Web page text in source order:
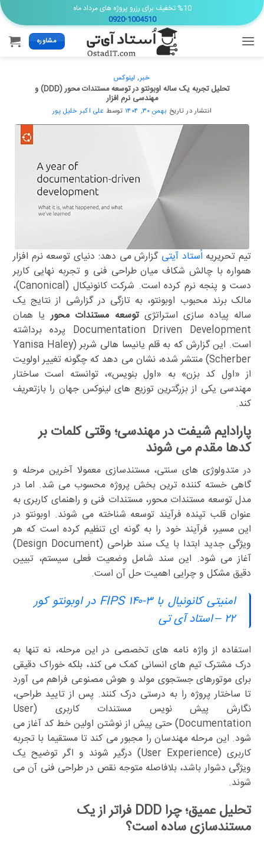
Skip
to
content
%10 تخفیف برای رزرو پروژه های مرداد ماه
0920-1004510
مشاوره
خبر, لینوکس
تحلیل تجربه یک ساله اوبونتو در توسعه مستندات محور (DDD) و
مهندسی نرم افزار
انتشار در تاریخ بهمن ۳۰, ۱۴۰۴ توسط علی اکبر خلیل پور
تیم تحریریه اُستاد آیتی گزارش می دهد: دنیای توسعه نرم افزار
همواره با چالش شکاف میان طراحی فنی و تجربه نهایی کاربر
دست و پنجه نرم کرده است. شرکت کانونیکال (Canonical)،
مالک برند محبوب اوبونتو، به تازگی در گزارشی از نتایج یک
ساله پیاده سازی استراتژیتوسعه مستندات محوریا همان
Documentation Driven Development پرده برداشته
است. این گزارش که به قلم یانیسا هالی شربر (Yanisa Haley
Scherber) منتشر شده، نشان می دهد که چگونه تغییر اولویت
از «اول کد بزن» به «اول بنویس»، توانسته است ساختار
مهندسی یکی از بزرگترین توزیع های لینوکس جهان را بازتعریف
کند.
پارادایم شیفت در مهندسی؛ وقتی کلمات بر
کدها مقدم می شوند
در متدولوژی های سنتی، مستندسازی معمولا آخرین مرحله و
گاهی خسته کننده ترین بخش پروژه محسوب می شد. اما در
مدل توسعه مستندات محور، مستندات فنی و راهنمای کاربری به
عنوان قلب تپنده فرآیند توسعه شناخته می شوند. اوبونتو در
این مسیر، فرآیند خود را به گونه ای تنظیم کرده است که هر
ویژگی جدید ابتدا با یک سند طراحی (Design Document)
آغاز می شود. این سند شامل وضعیت فعلی سیستم، تبیین
دقیق مشکل و چرایی اهمیت حل آن است.
امنیتی کانونیال با FIPS ۱۴۰-۳ در اوبونتو کور
۲۲ – استاد آی تی
استفاده از واژه نامه های تخصصی در این مرحله، نه تنها به
درک مشترک تیم های انسانی کمک می کند، بلکه خوراک دقیقی
برای موتورهای جستجوی مولد و هوش مصنوعی فراهم می آورد
تا ساختار پروژه را به درستی درک کنند. پس از تایید طراحی،
نگارش پیش نویس مستندات کاربری (User
Documentation) حتی پیش از نوشتن اولین خط کد آغاز می
شود. این مرحله مهندسان را مجبور می کند تا مستقیما با تجربه
کاربری (User Experience) درگیر شوند و اگر توضیح یک
ویژگی دشوار باشد، بلافاصله متوجه نقص در طراحی فنی آن می
شوند.
تحلیل عمیق؛ چرا DDD فراتر از یک
مستندسازی ساده است؟